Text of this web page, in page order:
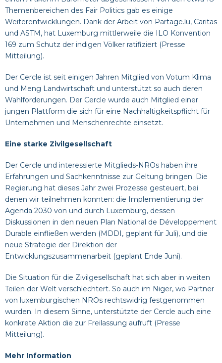
Themenbereichen des Fair Politics gab es einige
Weiterentwicklungen. Dank der Arbeit von Partage.lu, Caritas
und ASTM, hat Luxemburg mittlerweile die ILO Konvention
169 zum Schutz der indigen Völker ratifiziert (Presse
Mitteilung).
Der Cercle ist seit einigen Jahren Mitglied von Votum Klima
und Meng Landwirtschaft und unterstützt so auch deren
Wahlforderungen. Der Cercle wurde auch Mitglied einer
jungen Plattform die sich für eine Nachhaltigkeitspflicht für
Unternehmen und Menschenrechte einsetzt.
Eine starke Zivilgesellschaft
Der Cercle und interessierte Mitglieds-NROs haben ihre
Erfahrungen und Sachkenntnisse zur Geltung bringen. Die
Regierung hat dieses Jahr zwei Prozesse gesteuert, bei
denen wir teilnehmen konnten: die Implementierung der
Agenda 2030 von und durch Luxemburg, dessen
Diskussionen in den neuen Plan National de Développement
Durable einfließen werden (MDDI, geplant für Juli), und die
neue Strategie der Direktion der
Entwicklungszusammenarbeit (geplant Ende Juni).
Die Situation für die Zivilgesellschaft hat sich aber in weiten
Teilen der Welt verschlechtert. So auch im Niger, wo Partner
von luxemburgischen NROs rechtswidrig festgenommen
wurden. In diesem Sinne, unterstützte der Cercle auch eine
konkrete Aktion die zur Freilassung aufruft (Presse
Mitteilung).
Mehr Information